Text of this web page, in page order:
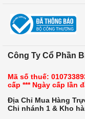
Công Ty Cổ Phần
Mã số thuế:
cấp *** Ngày cấp lần
Địa Chỉ Mua Hàng
Chi nhánh 1 & Kho